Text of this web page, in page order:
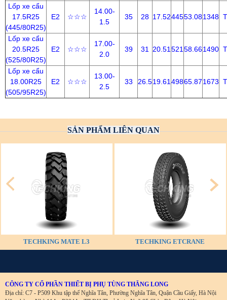
Lốp xe cẩu
17.5R25
(445/80R25)
E2 ☆☆☆
14.00-
1.5
35 28 17.5244553.081348
Lốp xe cẩu
20.5R25
(525/80R25)
E2 ☆☆☆
17.00-
2.0
39 31 20.5152158.661490
Lốp xe cẩu
18.00R25
(505/95R25)
E2 ☆☆☆
13.00-
2.5
33 26.519.6149865.871673
SẢN PHẨM LIÊN QUAN
TECHKING MATE L3 TECHKING ETCRANE
CÔNG TY CỔ PHẦN THIẾT BỊ PHỤ TÙNG THĂNG LONG
Địa chỉ: C7 - P509 Khu tập thể Nghĩa Tân, Phường Nghĩa Tân, Quận Cầu Giấy, Hà Nội